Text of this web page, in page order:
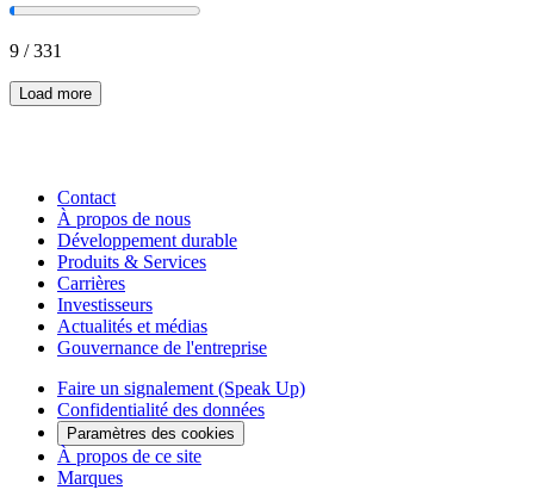
9 /331
Load more
Contact
À propos de nous
Développement durable
Produits & Services
Carrières
Investisseurs
Actualités et médias
Gouvernance de l'entreprise
Faire un signalement (Speak Up)
Confidentialité des données
Paramètres des cookies
À propos de ce site
Marques